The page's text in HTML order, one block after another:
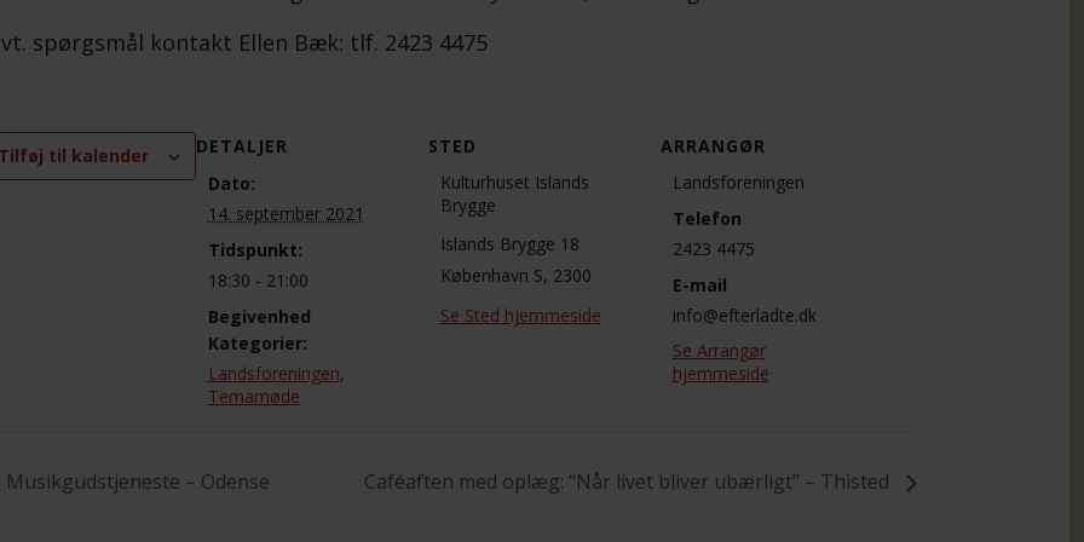
spørgsmål kontakt Ellen Bæk: tlf. 2423 4475
Tilføj til kalender
DETALJER
Dato:
14. september 2021
Tidspunkt:
18:30 - 21:00
Begivenhed
Kategorier:
Landsforeningen,
Temamøde
STED
Kulturhuset Islands
Brygge
Islands Brygge 18
København S, 2300
Se Sted hjemmeside
ARRANGØR
Landsforeningen
Telefon
2423 4475
E-mail
info@efterladte.dk
Se Arrangør
hjemmeside
Musikgudstjeneste – Odense Caféaften med oplæg: “Når livet bliver ubærligt” – Thisted